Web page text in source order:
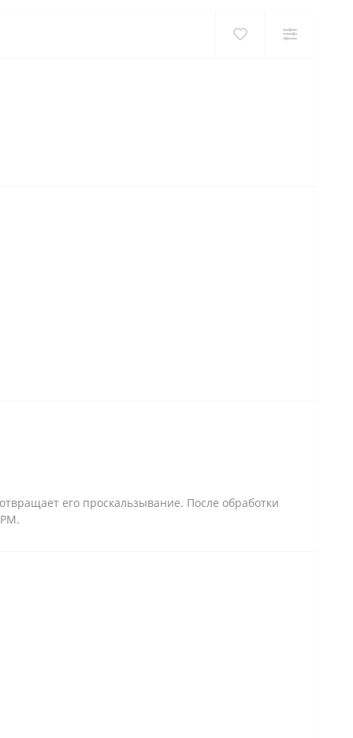
его проскальзывание. После обработки